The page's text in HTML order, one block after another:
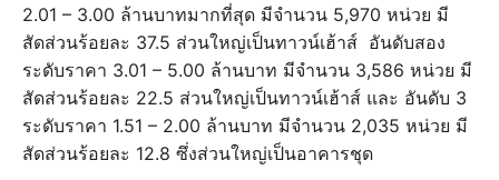
2.01 – 3.00 ล้านบาทมากที่สุด มีจำนวน 5,970 หน่วย มี
สัดส่วนร้อยละ 37.5 ส่วนใหญ่เป็นทาวน์เฮ้าส์ อันดับสอง
ระดับราคา 3.01 – 5.00 ล้านบาท มีจำนวน 3,586 หน่วย มี
สัดส่วนร้อยละ 22.5 ส่วนใหญ่เป็นทาวน์เฮ้าส์ และ อันดับ 3
ระดับราคา 1.51 – 2.00 ล้านบาท มีจำนวน 2,035 หน่วย มี
สัดส่วนร้อยละ 12.8 ซึ่งส่วนใหญ่เป็นอาคารชุด